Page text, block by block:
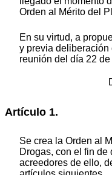
Orden al Mérito del
En su virtud, a
y previa deliberación
reunión del día 22
Artículo 1.
Se crea la Orden al
Drogas, con el fin
acreedores de ello,